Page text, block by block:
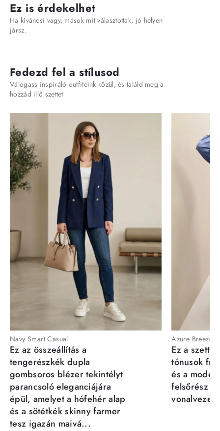
Ez is érdekelhet
Ha kíváncsi vagy, mások mit választottak, jó helyen
jársz.
Fedezd fel a stílusod
Válogass inspiráló outfiteink közül, és találd meg a
hozzád illő szettet
Navy Smart Casual
Ez az összeállítás a
tengerészkék dupla
gombsoros blézer tekintélyt
parancsoló eleganciájára
épül, amelyet a hófehér alap
és a sötétkék skinny farmer
tesz igazán maivá...
Azure Breeze
Ez a szett
tónusok
és a
felsőrész